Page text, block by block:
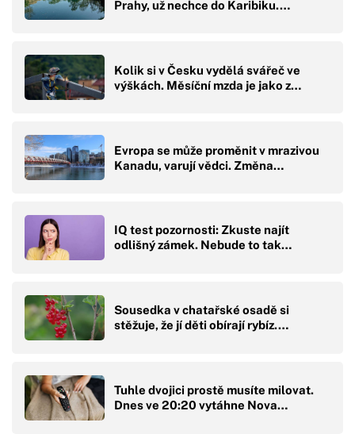
Prahy, už nechce do Karibiku.…
Kolik si v Česku vydělá svářeč ve
výškách. Měsíční mzda je jako z…
Evropa se může proměnit v mrazivou
Kanadu, varují vědci. Změna…
IQ test pozornosti: Zkuste najít
odlišný zámek. Nebude to tak…
Sousedka v chatařské osadě si
stěžuje, že jí děti obírají rybíz.…
Tuhle dvojici prostě musíte milovat.
Dnes ve 20:20 vytáhne Nova…